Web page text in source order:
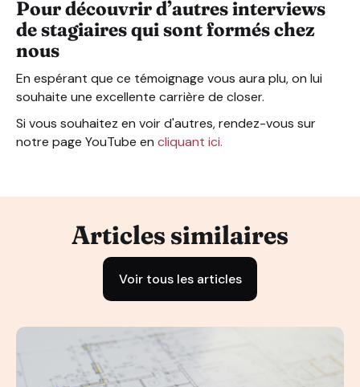
Pour découvrir d’autres interviews
de stagiaires qui sont formés chez
nous
En espérant que ce témoignage vous aura plu, on lui
souhaite une excellente carrière de closer.
Si vous souhaitez en voir d'autres, rendez-vous sur
notre page YouTube en cliquant ici.
Articles similaires
Voir tous les articles